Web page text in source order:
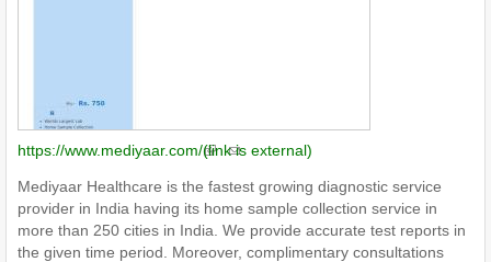
https://www.mediyaar.com/(link is external)
Mediyaar Healthcare is the fastest growing diagnostic service
provider in India having its home sample collection service in
more than 250 cities in India. We provide accurate test reports in
the given time period. Moreover, complimentary consultations